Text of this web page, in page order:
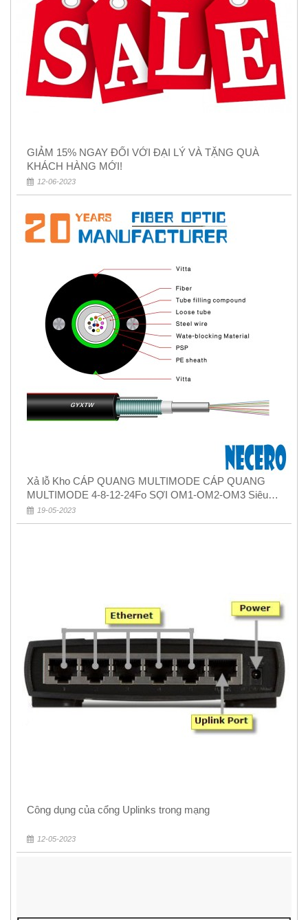
GIẢM 15% NGAY ĐỐI VỚI ĐẠI LÝ VÀ TẶNG QUÀ
KHÁCH HÀNG MỚI!
12-06-2023
Xả lỗ Kho CÁP QUANG MULTIMODE CÁP QUANG
MULTIMODE 4-8-12-24Fo SỢI OM1-OM2-OM3 Siêu
Rẻ 5k
19-05-2023
Công dụng của cổng Uplinks trong mạng
12-05-2023